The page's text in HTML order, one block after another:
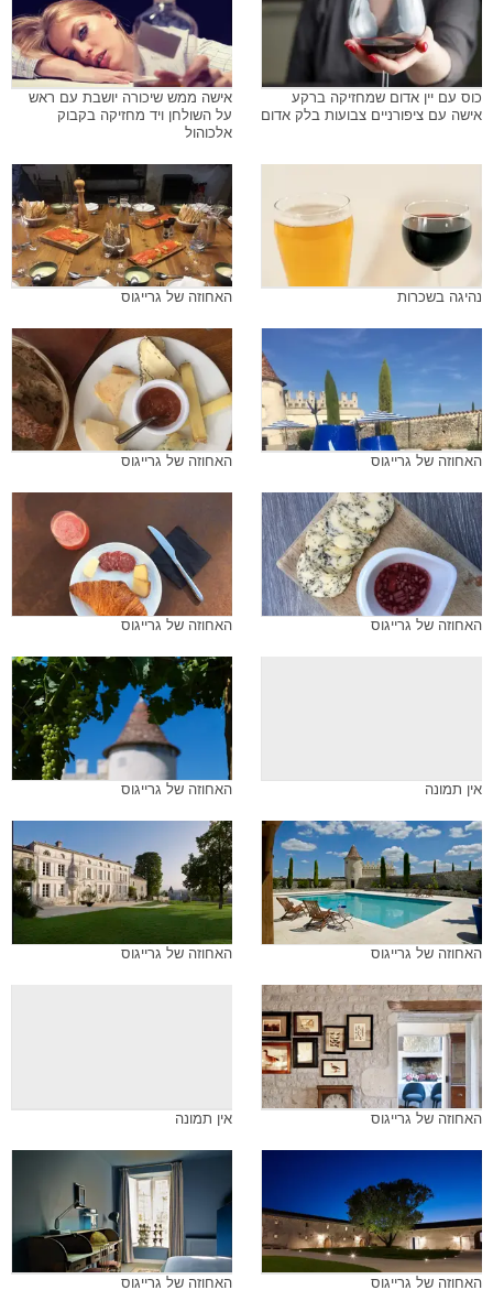
כוס עם יין אדום שמחזיקה ברקע
אישה עם ציפורניים צבועות בלק אדום
אישה ממש שיכורה יושבת עם ראש
על השולחן ויד מחזיקה בקבוק
אלכוהול
נהיגה בשכרות האחוזה של גרייגוס
האחוזה של גרייגוס האחוזה של גרייגוס
האחוזה של גרייגוס האחוזה של גרייגוס
אין תמונה האחוזה של גרייגוס
האחוזה של גרייגוס האחוזה של גרייגוס
האחוזה של גרייגוס אין תמונה
האחוזה של גרייגוס האחוזה של גרייגוס